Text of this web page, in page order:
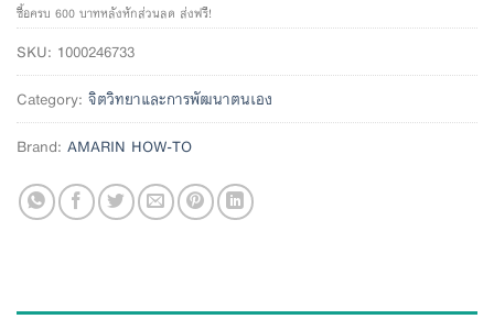
ซื้อครบ 600 บาทหลังหักส่วนลด ส่งฟรี!
SKU: 1000246733
Category: จิตวิทยาและการพัฒนาตนเอง
Brand: AMARIN HOW-TO